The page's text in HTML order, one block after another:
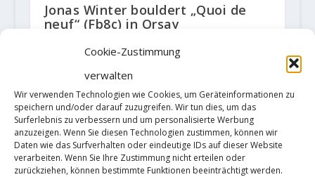
Cookie-Zustimmung
verwalten
Wir verwenden Technologien wie Cookies, um Geräteinformationen zu
speichern und/oder darauf zuzugreifen. Wir tun dies, um das
Surferlebnis zu verbessern und um personalisierte Werbung
anzuzeigen. Wenn Sie diesen Technologien zustimmen, können wir
Daten wie das Surfverhalten oder eindeutige IDs auf dieser Website
verarbeiten. Wenn Sie Ihre Zustimmung nicht erteilen oder
zurückziehen, können bestimmte Funktionen beeinträchtigt werden.
Jonas Winter bouldert „Quoi de
neuf“ (Fb8c) in Orsay